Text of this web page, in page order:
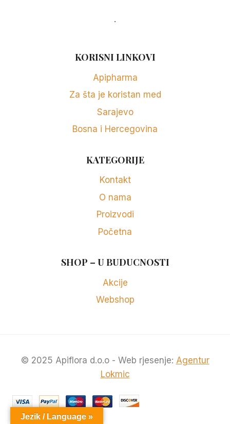
.
KORISNI LINKOVI
Apipharma
Za šta je koristan med
Sarajevo
Bosna i Hercegovina
KATEGORIJE
Kontakt
O nama
Proizvodi
Početna
SHOP – U BUDUCNOSTI
Akcije
Webshop
© 2025 Apiflora d.o.o - Web rjesenje: Agentur
Lokmic
Jezik / Language »